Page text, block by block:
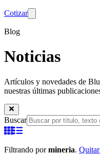
Cotizar
Blog
Noticias
Artículos y novedades de
nuestras últimas
Buscar
Filtrando pormineria.